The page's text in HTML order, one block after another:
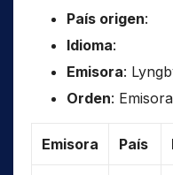
País origen:
Idioma:
Emisora:
Orden:
Emisora País